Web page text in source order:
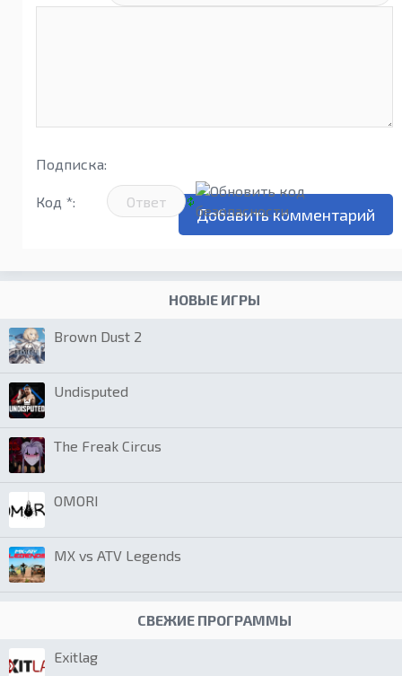
Подписка:
Код *:
НОВЫЕ ИГРЫ
Brown Dust 2
Undisputed
The Freak Circus
OMORI
MX vs ATV Legends
СВЕЖИЕ ПРОГРАММЫ
Exitlag